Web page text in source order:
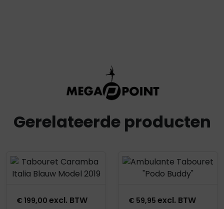
Gerelateerde producten
Product openen
€ 199,00 excl. BTW
Product openen
€ 59,95 excl. BTW